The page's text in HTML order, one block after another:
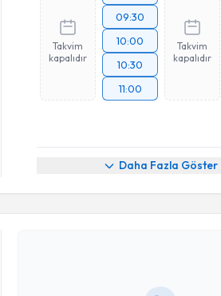
Takvim
kapalıdır
09:30
10:00
10:30
11:00
Takvim
kapalıdır
Daha Fazla Göster
Randevu Takvimi Talebi
Prof. Dr. Özgür Akbayır